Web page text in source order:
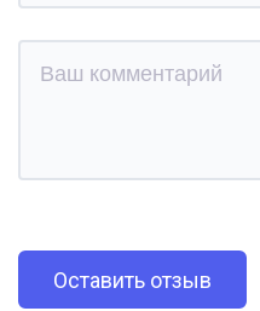
Оставить отзыв